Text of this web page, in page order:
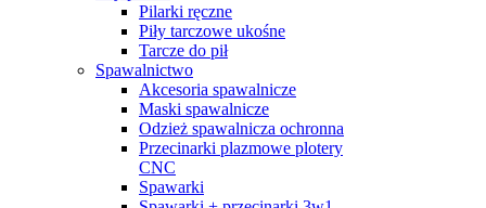
Pilarki ręczne
Piły tarczowe ukośne
Tarcze do pił
Spawalnictwo
Akcesoria spawalnicze
Maski spawalnicze
Odzież spawalnicza ochronna
Przecinarki plazmowe plotery
CNC
Spawarki